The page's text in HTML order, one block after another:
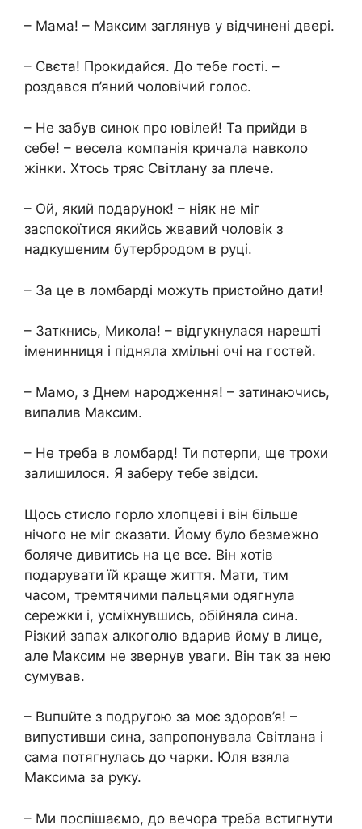
– Мама! – Максим заглянув у відчинені двері.
– Свєта! Прокидайся. До тебе гості. –
роздався п’яний чоловічий голос.
– Не забув синок про ювілей! Та прийди в
себе! – весела компанія кричала навколо
жінки. Хтось тряс Світлану за плече.
– Ой, який подарунок! – ніяк не міг
заспокоїтися якийсь жвавий чоловік з
надкушеним бутербродом в руці.
– За це в ломбарді можуть пристойно дати!
– Заткнись, Микола! – відгукнулася нарешті
іменинниця і підняла хмільні очі на гостей.
– Мамо, з Днем народження! – затинаючись,
випалив Максим.
– Не треба в ломбард! Ти потерпи, ще трохи
залишилося. Я заберу тебе звідси.
Щось стисло горло хлопцеві і він більше
нічого не міг сказати. Йому було безмежно
боляче дивитись на це все. Він хотів
подарувати їй краще життя. Мати, тим
часом, тремтячими пальцями одягнула
сережки і, усміхнувшись, обійняла сина.
Різкий запах aлкoголю вдарив йому в лице,
але Максим не звернув уваги. Він так за нею
сумував.
– Вuпuйте з подругою за моє здоров’я! –
випустивши сина, запропонувала Світлана і
сама потягнулась до чарки. Юля взяла
Максима за руку.
– Ми поспішаємо, до вечора треба встигнути